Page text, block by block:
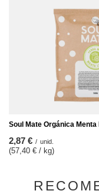
Soul Mate Orgánica
2,87 € / unid.
(57,40 € / kg)